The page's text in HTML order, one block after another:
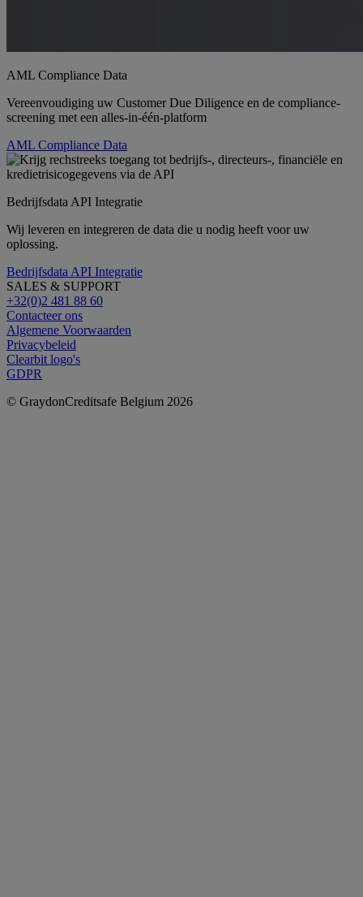
AML Compliance Data
Vereenvoudiging uw Customer Due Diligence en de compliance-
screening met een alles-in-één-platform
AML Compliance Data
Bedrijfsdata API Integratie
Wij leveren en integreren de data die u nodig heeft voor uw
oplossing.
Bedrijfsdata API Integratie
SALES & SUPPORT
+32(0)2 481 88 60
Contacteer ons
Algemene Voorwaarden
Privacybeleid
Clearbit logo's
GDPR
© GraydonCreditsafe Belgium 2026